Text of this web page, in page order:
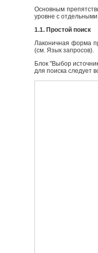
Основным
уровне с
1.1. Простой поиск
Лаконичная форма
(см. Язык запросов).
Блок "Выбор
для поиска следует